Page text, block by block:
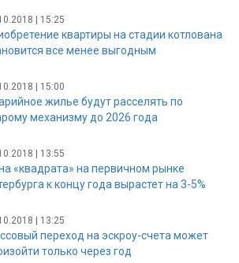
| 15:25
квартиры на стадии котлована
все менее выгодным
| 15:00
жилье будут расселять по
механизму до 2026 года
| 13:55
«квадрата» на первичном рынке
к концу года вырастет на 3-5%
| 13:25
переход на эскроу-счета может
только через год